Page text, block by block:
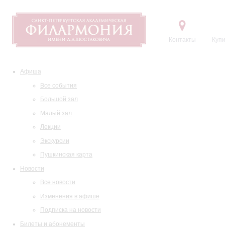
Контакты
Афиша
Все события
Большой зал
Малый зал
Лекции
Экскурсии
Пушкинская карта
Новости
Все новости
Изменения в афише
Подписка на новости
Билеты и абонементы